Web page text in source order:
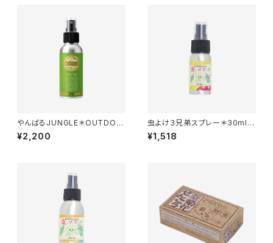
やんばるJUNGLE＊OUTDOO
R SPRAY＊アウトドアスプレー
＊虫除け＊100ml＊
¥2,200
虫よけ３兄弟スプレー＊30ml＊
精油＊自然の恵み＊
¥1,518